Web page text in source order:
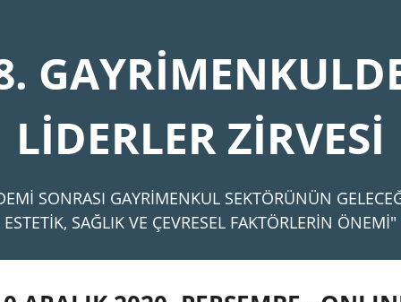
LİDERLER ZİRVESİ
SONRASI GAYRİMENKUL SEKTÖRÜNÜN
ESTETİK, SAĞLIK VE ÇEVRESEL FAKTÖRLERİN ÖNEMİ"